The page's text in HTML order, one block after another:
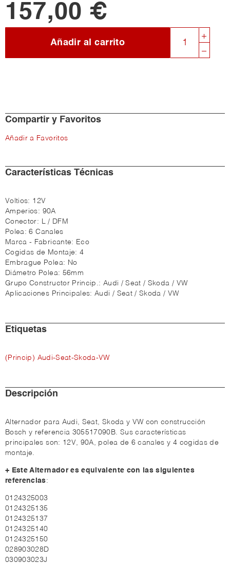
157,00 €
Añadir al carrito
Compartir y Favoritos
Añadir a Favoritos
Características Técnicas
Voltios: 12V
Amperios: 90A
Conector: L / DFM
Polea:6 Canales
Marca - Fabricante: Eco
Cogidas de Montaje: 4
Embrague Polea: No
Diámetro Polea: 56mm
Grupo Constructor Princip.: Audi / Seat / Skoda / VW
Aplicaciones Principales:Audi / Seat / Skoda / VW
Etiquetas
(Princip) Audi-Seat-Skoda-VW
Descripción
Alternador para Audi, Seat, Skoda y VW con construcción
Bosch y referencia 305517090B. Sus características
principales son: 12V, 90A, polea de 6 canales y 4 cogidas de
montaje.
+ Este Alternador es equivalente con las siguientes
referencias:
0124325003
0124325135
0124325137
0124325140
0124325150
028903028D
030903023J